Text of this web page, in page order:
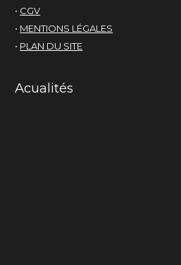
• CGV
• MENTIONS LÉGALES
• PLAN DU SITE
Acualités